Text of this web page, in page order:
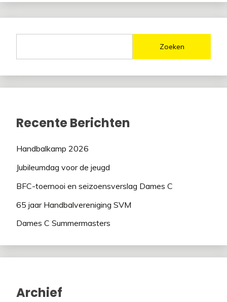
Zoeken
Recente Berichten
Handbalkamp 2026
Jubileumdag voor de jeugd
BFC-toernooi en seizoensverslag Dames C
65 jaar Handbalvereniging SVM
Dames C Summermasters
Archief